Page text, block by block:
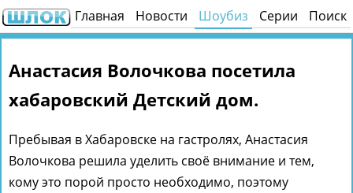
Главная Новости Шоубиз Серии Поиск
Анастасия Волочкова посетила
хабаровский Детский дом.
Пребывая в Хабаровске на гастролях, Анастасия
Волочкова решила уделить своё внимание и тем,
кому это порой просто необходимо, поэтому